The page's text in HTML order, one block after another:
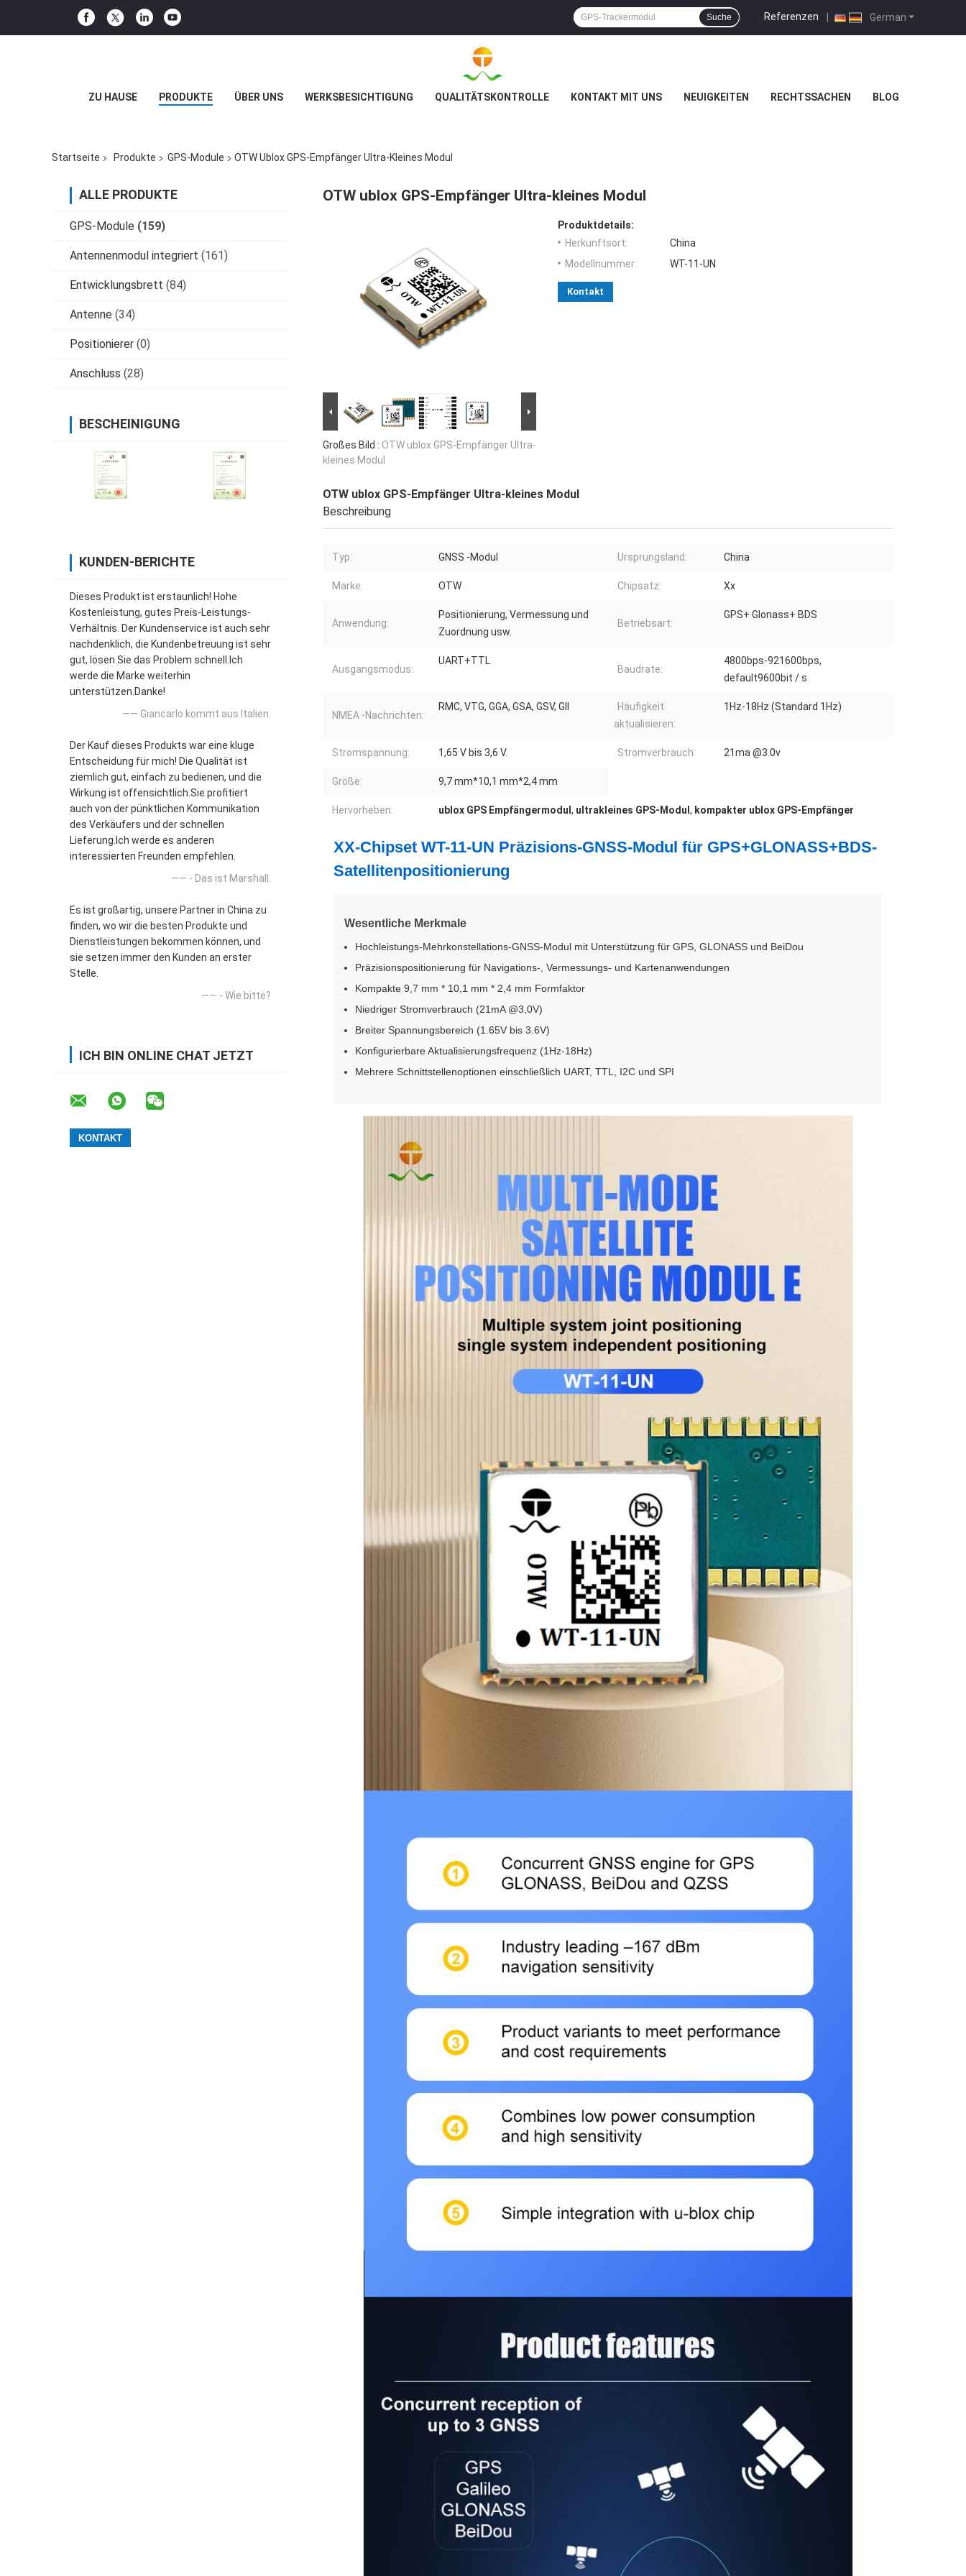
German
Referenzen |
Suche
ZU HAUSE PRODUKTE ÜBER UNS WERKSBESICHTIGUNG QUALITÄTSKONTROLLE KONTAKT MIT UNS NEUIGKEITEN RECHTSSACHEN BLOG
Startseite Produkte GPS-Module OTW Ublox GPS-Empfänger Ultra-Kleines Modul
ALLE PRODUKTE
GPS-Module (159)
Antennenmodul integriert (161)
Entwicklungsbrett (84)
Antenne (34)
Positionierer (0)
Anschluss (28)
BESCHEINIGUNG
KUNDEN-BERICHTE
Dieses Produkt ist erstaunlich! Hohe
Kostenleistung, gutes Preis-Leistungs-
Verhältnis. Der Kundenservice ist auch sehr
nachdenklich, die Kundenbetreuung ist sehr
gut, lösen Sie das Problem schnell.Ich
werde die Marke weiterhin
unterstützen.Danke!
—— Giancarlo kommt aus Italien.
Der Kauf dieses Produkts war eine kluge
Entscheidung für mich! Die Qualität ist
ziemlich gut, einfach zu bedienen, und die
Wirkung ist offensichtlich.Sie profitiert
auch von der pünktlichen Kommunikation
des Verkäufers und der schnellen
Lieferung.Ich werde es anderen
interessierten Freunden empfehlen.
—— - Das ist Marshall.
Es ist großartig, unsere Partner in China zu
finden, wo wir die besten Produkte und
Dienstleistungen bekommen können, und
sie setzen immer den Kunden an erster
Stelle.
—— - Wie bitte?
ICH BIN ONLINE CHAT JETZT
OTW ublox GPS-Empfänger Ultra-kleines Modul
Großes Bild : OTW ublox GPS-Empfänger Ultra-
kleines Modul
Produktdetails:
Herkunftsort:
China
Modellnummer:
WT-11-UN
Kontakt
OTW ublox GPS-Empfänger Ultra-kleines Modul
Beschreibung
Typ: GNSS -Modul Ursprungsland: China
Marke: OTW Chipsatz: Xx
Anwendung:
Positionierung, Vermessung und
Zuordnung usw.
Betriebsart:
GPS+ Glonass+ BDS
Ausgangsmodus:
UART+TTL
Baudrate:
4800bps-921600bps,
default9600bit / s
NMEA -Nachrichten:
RMC, VTG, GGA, GSA, GSV, Gll
Häufigkeit
aktualisieren:
1Hz-18Hz (Standard 1Hz)
Stromspannung: 1,65 V bis 3,6 V. Stromverbrauch: 21ma @3.0v
Größe: 9,7 mm*10,1 mm*2,4 mm
Hervorheben: ublox GPS Empfängermodul , ultrakleines GPS-Modul , kompakter ublox GPS-Empfänger
XX-Chipset WT-11-UN Präzisions-GNSS-Modul für GPS+GLONASS+BDS-
Satellitenpositionierung
Wesentliche Merkmale
Hochleistungs-Mehrkonstellations-GNSS-Modul mit Unterstützung für GPS, GLONASS und BeiDou
Präzisionspositionierung für Navigations-, Vermessungs- und Kartenanwendungen
Kompakte 9,7 mm * 10,1 mm * 2,4 mm Formfaktor
Niedriger Stromverbrauch (21mA @3,0V)
Breiter Spannungsbereich (1.65V bis 3.6V)
Konfigurierbare Aktualisierungsfrequenz (1Hz-18Hz)
Mehrere Schnittstellenoptionen einschließlich UART, TTL, I2C und SPI